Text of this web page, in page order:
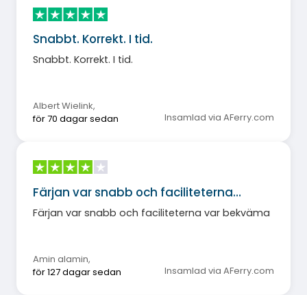
Snabbt. Korrekt. I tid.
Snabbt. Korrekt. I tid.
Albert Wielink,
för 70 dagar sedan
Insamlad via AFerry.com
Färjan var snabb och faciliteterna…
Färjan var snabb och faciliteterna var bekväma
Amin alamin,
för 127 dagar sedan
Insamlad via AFerry.com